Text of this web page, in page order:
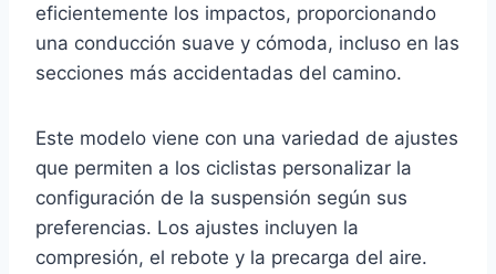
eficientemente los impactos, proporcionando
una conducción suave y cómoda, incluso en las
secciones más accidentadas del camino.
Este modelo viene con una variedad de ajustes
que permiten a los ciclistas personalizar la
configuración de la suspensión según sus
preferencias. Los ajustes incluyen la
compresión, el rebote y la precarga del aire.